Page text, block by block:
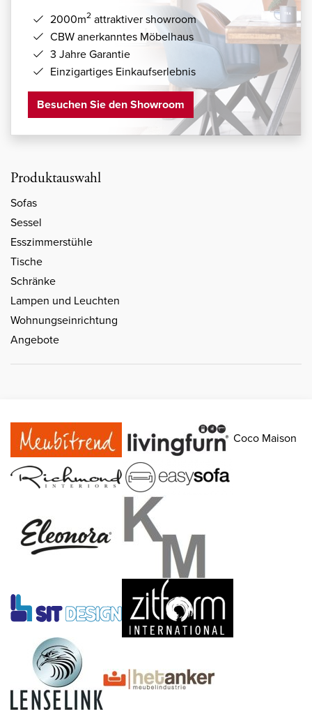
Produktauswahl
Sofas
Sessel
Esszimmerstühle
Tische
Schränke
Lampen und Leuchten
Wohnungseinrichtung
Angebote
2000m2 attraktiver showroom
CBW anerkanntes Möbelhaus
3 Jahre Garantie
Einzigartiges Einkaufserlebnis
Besuchen Sie den Showroom
Coco Maison